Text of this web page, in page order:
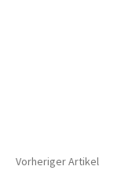
Vorheriger Artikel